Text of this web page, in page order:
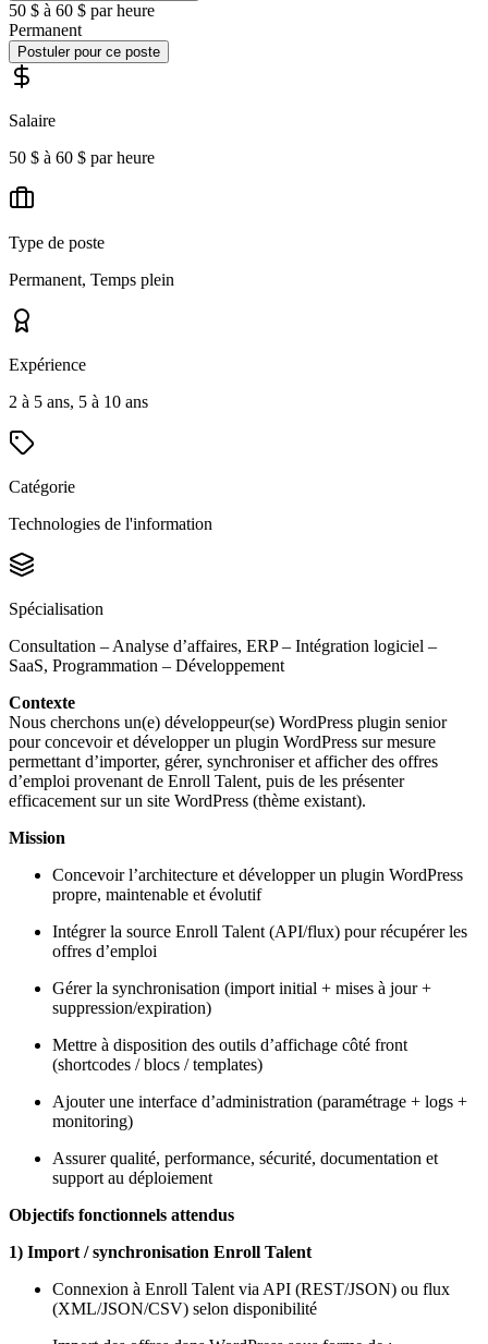
50 $ à 60 $ par heure
Permanent
Postuler pour ce poste
Salaire
50 $ à 60 $ par heure
Type de poste
Permanent, Temps plein
Expérience
2 à 5 ans, 5 à 10 ans
Catégorie
Technologies de l'information
Spécialisation
Consultation – Analyse d’affaires, ERP – Intégration logiciel –
SaaS, Programmation – Développement
Contexte
Nous cherchons un(e) développeur(se) WordPress plugin senior
pour concevoir et développer un plugin WordPress sur mesure
permettant d’importer, gérer, synchroniser et afficher des offres
d’emploi provenant de Enroll Talent, puis de les présenter
efficacement sur un site WordPress (thème existant).
Mission
Concevoir l’architecture et développer un plugin WordPress
propre, maintenable et évolutif
Intégrer la source Enroll Talent (API/flux) pour récupérer les
offres d’emploi
Gérer la synchronisation (import initial + mises à jour +
suppression/expiration)
Mettre à disposition des outils d’affichage côté front
(shortcodes / blocs / templates)
Ajouter une interface d’administration (paramétrage + logs +
monitoring)
Assurer qualité, performance, sécurité, documentation et
support au déploiement
Objectifs fonctionnels attendus
1) Import / synchronisation Enroll Talent
Connexion à Enroll Talent via API (REST/JSON) ou flux
(XML/JSON/CSV) selon disponibilité